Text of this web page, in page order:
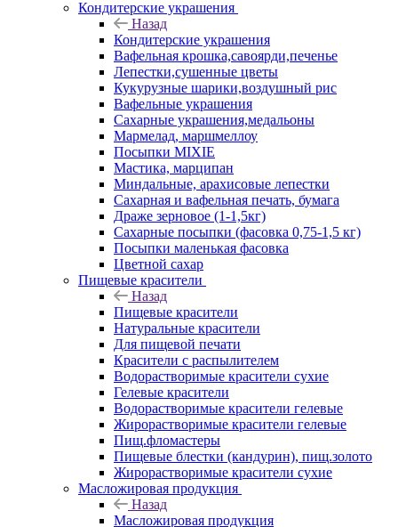
Кондитерские украшения
Назад
Кондитерские украшения
Вафельная крошка,савоярди,печенье
Лепестки,сушенные цветы
Кукурузные шарики,воздушный рис
Вафельные украшения
Сахарные украшения,медальоны
Мармелад, маршмеллоу
Посыпки MIXIE
Мастика, марципан
Миндальные, арахисовые лепестки
Сахарная и вафельная печать, бумага
Драже зерновое (1-1,5кг)
Сахарные посыпки (фасовка 0,75-1,5 кг)
Посыпки маленькая фасовка
Цветной сахар
Пищевые красители
Назад
Пищевые красители
Натуральные красители
Для пищевой печати
Красители с распылителем
Водорастворимые красители сухие
Гелевые красители
Водорастворимые красители гелевые
Жирорастворимые красители гелевые
Пищ.фломастеры
Пищевые блестки (кандурин), пищ.золото
Жирорастворимые красители сухие
Масложировая продукция
Назад
Масложировая продукция